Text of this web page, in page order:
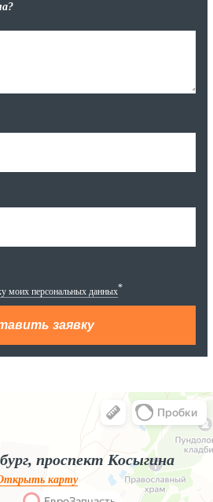
моих персональных данных*
городской транспорт
проспект Косыгина
карту